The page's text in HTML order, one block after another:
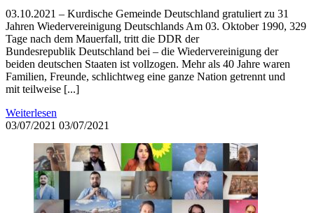
03.10.2021 – Kurdische Gemeinde Deutschland gratuliert zu 31
Jahren Wiedervereinigung Deutschlands Am 03. Oktober 1990, 329
Tage nach dem Mauerfall, tritt die DDR der
Bundesrepublik Deutschland bei – die Wiedervereinigung der
beiden deutschen Staaten ist vollzogen. Mehr als 40 Jahre waren
Familien, Freunde, schlichtweg eine ganze Nation getrennt und
mit teilweise [...]
Weiterlesen
03/07/2021 03/07/2021